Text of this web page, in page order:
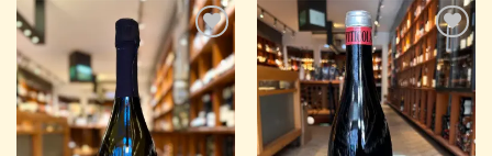
Add to
Wishlist
Add to
Wishlist